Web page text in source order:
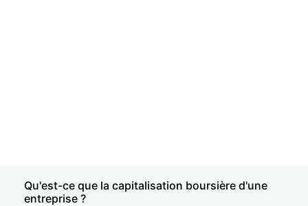
Qu'est-ce que la capitalisation boursière d'une
entreprise ?